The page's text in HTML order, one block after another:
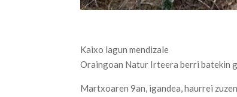
Kaixo lagun mendizale
Oraingoan Natur Irteera berri batekin
Martxoaren 9an, igandea, haurrei